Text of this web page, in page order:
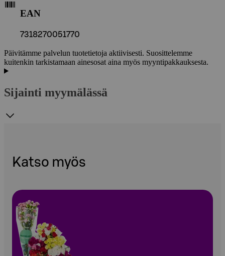
EAN
7318270051770
Päivitämme palvelun tuotetietoja aktiivisesti. Suosittelemme
kuitenkin tarkistamaan ainesosat aina myös myyntipakkauksesta.
Sijainti myymälässä
Katso myös